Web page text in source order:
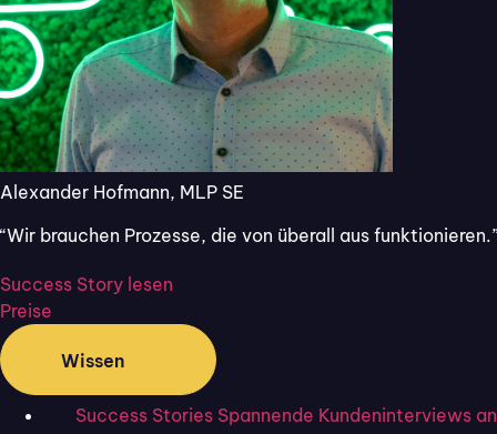
Alexander Hofmann, MLP SE
“Wir brauchen Prozesse, die von überall aus
Success Story lesen
Preise
Wissen
Success Stories Spannende Kundeninterviews
und unverbindlich
testen, ohne
automatische
Verlängerung und
ohne Angabe von
Kreditkartendaten.
Definition: Was ist ein